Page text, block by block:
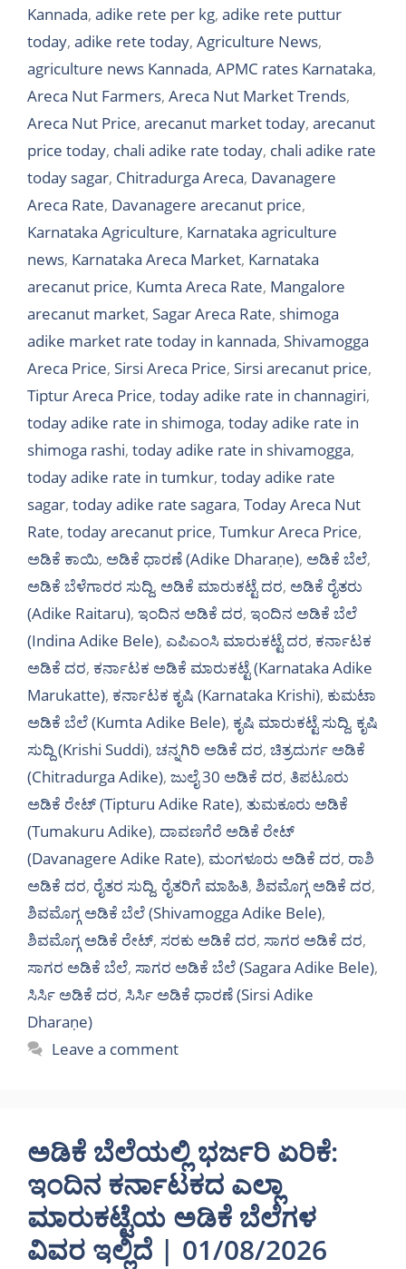
Kannada, adike rete per kg, adike rete puttur
today, adike rete today, Agriculture News,
agriculture news Kannada, APMC rates Karnataka,
Areca Nut Farmers, Areca Nut Market Trends,
Areca Nut Price, arecanut market today, arecanut
price today, chali adike rate today, chali adike rate
today sagar, Chitradurga Areca, Davanagere
Areca Rate, Davanagere arecanut price,
Karnataka Agriculture, Karnataka agriculture
news, Karnataka Areca Market, Karnataka
arecanut price, Kumta Areca Rate, Mangalore
arecanut market, Sagar Areca Rate, shimoga
adike market rate today in kannada, Shivamogga
Areca Price, Sirsi Areca Price, Sirsi arecanut price,
Tiptur Areca Price, today adike rate in channagiri,
today adike rate in shimoga, today adike rate in
shimoga rashi, today adike rate in shivamogga,
today adike rate in tumkur, today adike rate
sagar, today adike rate sagara, Today Areca Nut
Rate, today arecanut price, Tumkur Areca Price,
ಅಡಿಕೆ ಕಾಯಿ, ಅಡಿಕೆ ಧಾರಣೆ (Adike Dharaṇe), ಅಡಿಕೆ ಬೆಲೆ,
ಅಡಿಕೆ ಬೆಳೆಗಾರರ ಸುದ್ದಿ, ಅಡಿಕೆ ಮಾರುಕಟ್ಟೆ ದರ, ಅಡಿಕೆ ರೈತರು
(Adike Raitaru), ಇಂದಿನ ಅಡಿಕೆ ದರ, ಇಂದಿನ ಅಡಿಕೆ ಬೆಲೆ
(Indina Adike Bele), ಎಪಿಎಂಸಿ ಮಾರುಕಟ್ಟೆ ದರ, ಕರ್ನಾಟಕ
ಅಡಿಕೆ ದರ, ಕರ್ನಾಟಕ ಅಡಿಕೆ ಮಾರುಕಟ್ಟೆ (Karnataka Adike
Marukatte), ಕರ್ನಾಟಕ ಕೃಷಿ (Karnataka Krishi), ಕುಮಟಾ
ಅಡಿಕೆ ಬೆಲೆ (Kumta Adike Bele), ಕೃಷಿ ಮಾರುಕಟ್ಟೆ ಸುದ್ದಿ, ಕೃಷಿ
ಸುದ್ದಿ (Krishi Suddi), ಚನ್ನಗಿರಿ ಅಡಿಕೆ ದರ, ಚಿತ್ರದುರ್ಗ ಅಡಿಕೆ
(Chitradurga Adike), ಜುಲೈ 30 ಅಡಿಕೆ ದರ, ತಿಪಟೂರು
ಅಡಿಕೆ ರೇಟ್ (Tipturu Adike Rate), ತುಮಕೂರು ಅಡಿಕೆ
(Tumakuru Adike), ದಾವಣಗೆರೆ ಅಡಿಕೆ ರೇಟ್
(Davanagere Adike Rate), ಮಂಗಳೂರು ಅಡಿಕೆ ದರ, ರಾಶಿ
ಅಡಿಕೆ ದರ, ರೈತರ ಸುದ್ದಿ, ರೈತರಿಗೆ ಮಾಹಿತಿ, ಶಿವಮೊಗ್ಗ ಅಡಿಕೆ ದರ,
ಶಿವಮೊಗ್ಗ ಅಡಿಕೆ ಬೆಲೆ (Shivamogga Adike Bele),
ಶಿವಮೊಗ್ಗ ಅಡಿಕೆ ರೇಟ್, ಸರಕು ಅಡಿಕೆ ದರ, ಸಾಗರ ಅಡಿಕೆ ದರ,
ಸಾಗರ ಅಡಿಕೆ ಬೆಲೆ, ಸಾಗರ ಅಡಿಕೆ ಬೆಲೆ (Sagara Adike Bele),
ಸಿರ್ಸಿ ಅಡಿಕೆ ದರ, ಸಿರ್ಸಿ ಅಡಿಕೆ ಧಾರಣೆ (Sirsi Adike
Dharaṇe)
Leave a comment
ಅಡಿಕೆ ಬೆಲೆಯಲ್ಲಿ ಭರ್ಜರಿ ಏರಿಕೆ:
ಇಂದಿನ ಕರ್ನಾಟಕದ ಎಲ್ಲಾ
ಮಾರುಕಟ್ಟೆಯ ಅಡಿಕೆ ಬೆಲೆಗಳ
ವಿವರ ಇಲ್ಲಿದೆ | 01/08/2026